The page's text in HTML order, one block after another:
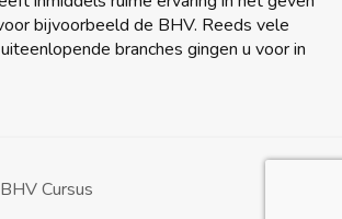
bijvoorbeeld de BHV. Reeds vele
branches gingen u voor in
Cursus